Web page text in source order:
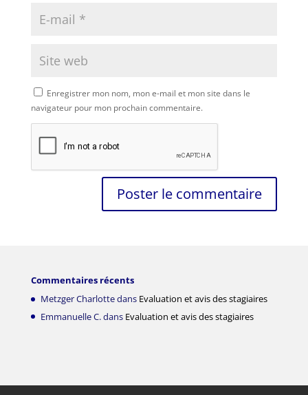
Enregistrer mon nom, mon e-mail et mon site dans le
navigateur pour mon prochain commentaire.
Commentaires récents
Metzger Charlottedans Evaluation et avis des stagiaires
Emmanuelle C.dans Evaluation et avis des stagiaires